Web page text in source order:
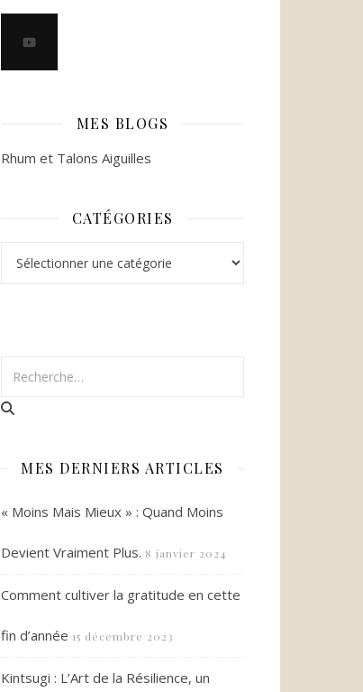
MES BLOGS
Rhum et Talons Aiguilles
CATÉGORIES
MES DERNIERS ARTICLES
« Moins Mais Mieux » : Quand Moins
Devient Vraiment Plus. 8 janvier 2024
Comment cultiver la gratitude en cette
fin d’année 15 décembre 2023
Kintsugi : L’Art de la Résilience, un